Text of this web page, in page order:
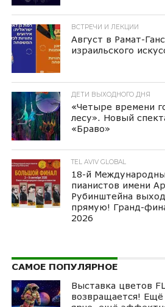
ВСТРЕЧИ И ЛЕКЦИИ
Август в Рамат-
израильского
ДЕТИ ВЫХОДНОГО ДНЯ
«Четыре времени
лесу». Новый
«Браво»
TEL AVIV GLOBAL
18-й
пианистов имени
Рубинштейна
прямую! Гранд-
2026
САМОЕ ПОПУЛЯРНОЕ
Выставка цветов
возвращается!